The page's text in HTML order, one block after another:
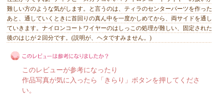
難しい方のような気がします。と言うのは、ティラのセンターパーツを作った
あと、通していくときに首回りの真ん中を一度かしめてから、両サイドを通し
ていきます。ナイロンコートワイヤーのはしっこの処理が難しい、固定された
後のはじが２回分です。(説明が、ヘタですみません。)
このレビューが参考になったり
作品写真が気に入ったら「きらり」ボタンを押してくださ
い。